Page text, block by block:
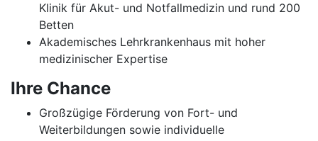
Klinik für Akut- und Notfallmedizin und rund 200
Betten
Akademisches Lehrkrankenhaus mit hoher
medizinischer Expertise
Ihre Chance
Großzügige Förderung von Fort- und
Weiterbildungen sowie individuelle